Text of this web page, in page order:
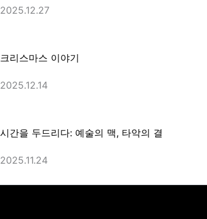
2025.12.27
크리스마스 이야기
2025.12.14
시간을 두드리다: 예술의 맥, 타악의 결
2025.11.24